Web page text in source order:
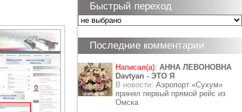
Быстрый переход
Последние комментарии
Написал(а): АННА ЛЕВОНОВНА
Davtyan - ЭТО Я
В новости: Аэропорт «Сухум»
принял первый прямой рейс из
Омска